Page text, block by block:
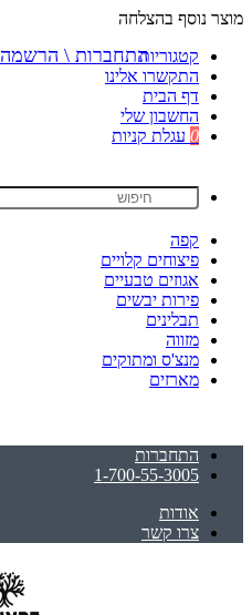
מוצר נוסף בהצלחה
קטגוריות
התקשרו אלינו
דף הבית
החשבון שלי
0 עגלת קניות
קפה
פיצוחים קלויים
אגוזים טבעיים
פירות יבשים
תבלינים
מזווה
מנצ'ס ומתוקים
מארזים
התחברות
1-700-55-3005
אודות
צרו קשר
התחברות \ הרשמה